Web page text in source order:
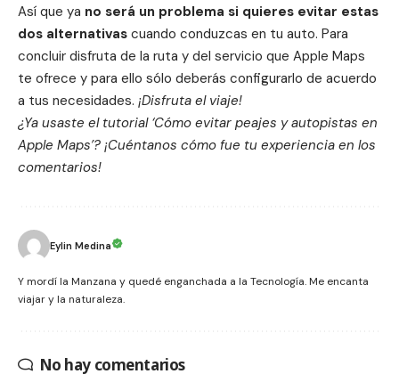
Así que ya no será un problema si quieres evitar estas
dos alternativas cuando conduzcas en tu auto. Para
concluir disfruta de la ruta y del servicio que Apple Maps
te ofrece y para ello sólo deberás configurarlo de acuerdo
a tus necesidades. ¡Disfruta el viaje!
¿Ya usaste el tutorial ‘Cómo evitar peajes y autopistas en
Apple Maps’? ¡Cuéntanos cómo fue tu experiencia en los
comentarios!
Eylin Medina
Y mordí la Manzana y quedé enganchada a la Tecnología. Me encanta
viajar y la naturaleza.
No hay comentarios